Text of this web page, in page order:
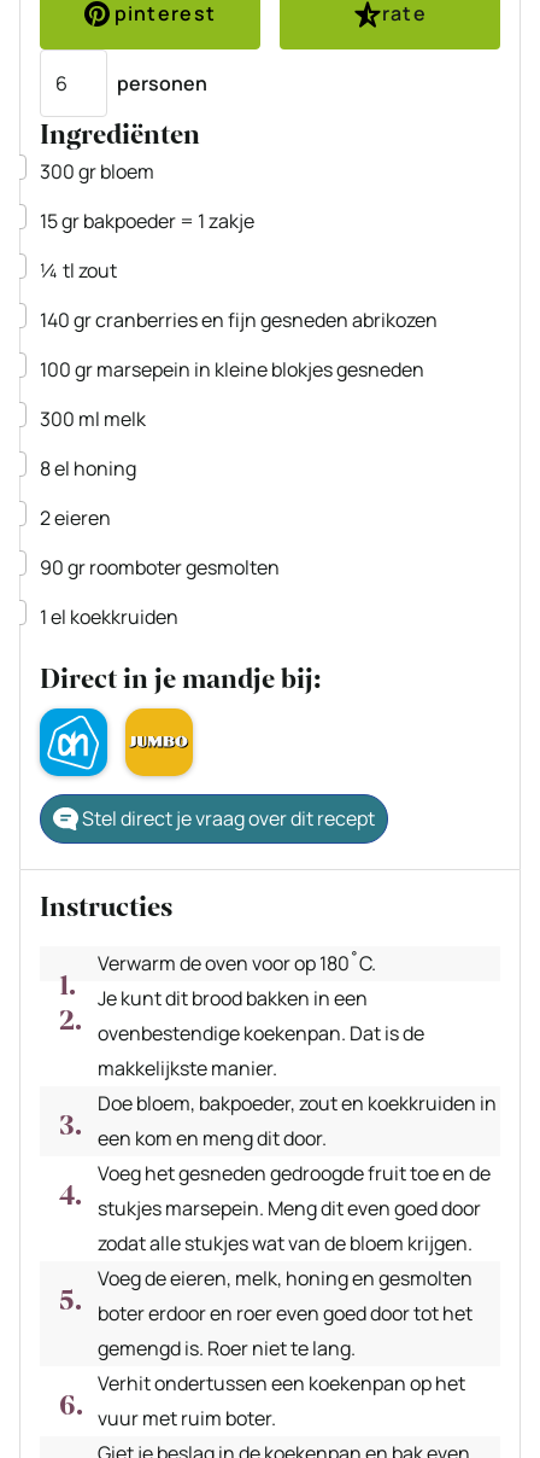
pinterest
rate
personen
Ingrediënten
▢
300grbloem
▢
15grbakpoeder = 1 zakje
▢
¼ tlzout
▢
140grcranberries en fijn gesneden abrikozen
▢
100grmarsepein in kleine blokjes gesneden
▢
300 ml melk
▢
8el honing
▢
2eieren
▢
90grroombotergesmolten
▢
1el koekkruiden
Direct in je mandje bij:
Stel direct je vraag over dit recept
Instructies
Verwarm de oven voor op 180˚C.
Je kunt dit brood bakken in een
ovenbestendige koekenpan. Dat is de
makkelijkste manier.
Doe bloem, bakpoeder, zout en koekkruiden in
een kom en meng dit door.
Voeg het gesneden gedroogde fruit toe en de
stukjes marsepein. Meng dit even goed door
zodat alle stukjes wat van de bloem krijgen.
Voeg de eieren, melk, honing en gesmolten
boter erdoor en roer even goed door tot het
gemengd is. Roer niet te lang.
Verhit ondertussen een koekenpan op het
vuur met ruim boter.